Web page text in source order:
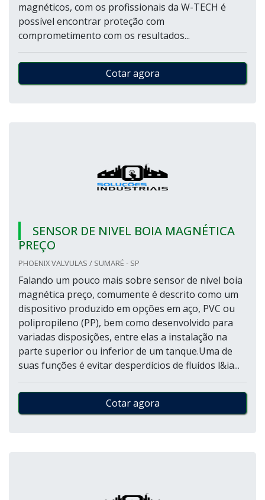
magnéticos, com os profissionais da W-TECH é
possível encontrar proteção com
comprometimento com os resultados...
Cotar agora
SENSOR DE NIVEL BOIA MAGNÉTICA
PREÇO
PHOENIX VALVULAS / SUMARÉ - SP
Falando um pouco mais sobre sensor de nivel boia
magnética preço, comumente é descrito como um
dispositivo produzido em opções em aço, PVC ou
polipropileno (PP), bem como desenvolvido para
variadas disposições, entre elas a instalação na
parte superior ou inferior de um tanque.Uma de
suas funções é evitar desperdícios de fluídos l&ia...
Cotar agora